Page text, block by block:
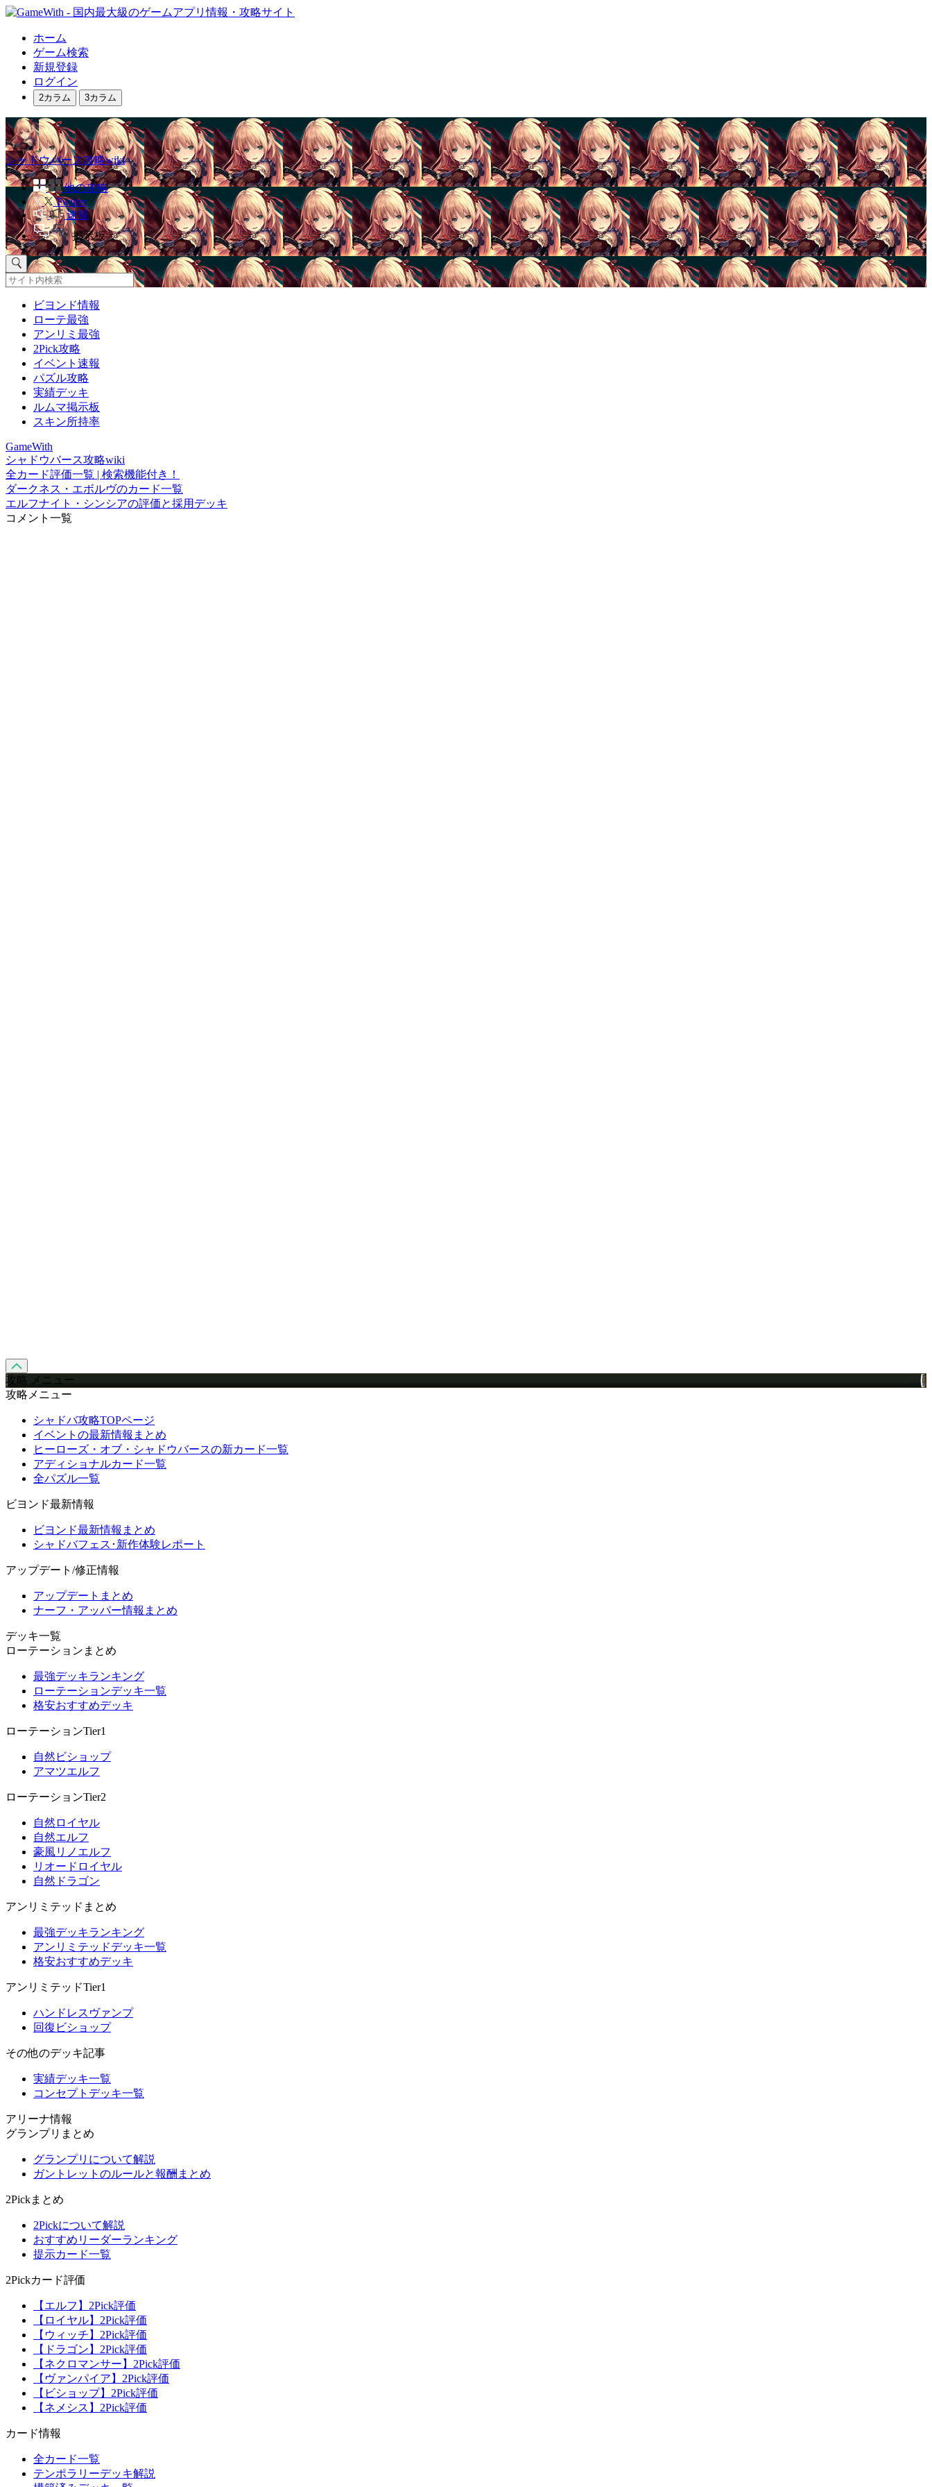
ホーム
ゲーム検索
新規登録
ログイン
2カラム 3カラム
シャドウバース攻略wiki
他の攻略
Twitter
速報
掲示板
ビヨンド情報
ローテ最強
アンリミ最強
2Pick攻略
イベント速報
パズル攻略
実績デッキ
ルムマ掲示板
スキン所持率
GameWith
シャドウバース攻略wiki
全カード評価一覧 | 検索機能付き！
ダークネス・エボルヴのカード一覧
エルフナイト・シンシアの評価と採用デッキ
コメント一覧
攻略 メニュー
攻略メニュー
シャドバ攻略TOPページ
イベントの最新情報まとめ
ヒーローズ・オブ・シャドウバースの新カード一覧
アディショナルカード一覧
全パズル一覧
ビヨンド最新情報
ビヨンド最新情報まとめ
シャドバフェス･新作体験レポート
アップデート/修正情報
アップデートまとめ
ナーフ・アッパー情報まとめ
デッキ一覧
ローテーションまとめ
最強デッキランキング
ローテーションデッキ一覧
格安おすすめデッキ
ローテーションTier1
自然ビショップ
アマツエルフ
ローテーションTier2
自然ロイヤル
自然エルフ
豪風リノエルフ
リオードロイヤル
自然ドラゴン
アンリミテッドまとめ
最強デッキランキング
アンリミテッドデッキ一覧
格安おすすめデッキ
アンリミテッドTier1
ハンドレスヴァンプ
回復ビショップ
その他のデッキ記事
実績デッキ一覧
コンセプトデッキ一覧
アリーナ情報
グランプリまとめ
グランプリについて解説
ガントレットのルールと報酬まとめ
2Pickまとめ
2Pickについて解説
おすすめリーダーランキング
提示カード一覧
2Pickカード評価
【エルフ】2Pick評価
【ロイヤル】2Pick評価
【ウィッチ】2Pick評価
【ドラゴン】2Pick評価
【ネクロマンサー】2Pick評価
【ヴァンパイア】2Pick評価
【ビショップ】2Pick評価
【ネメシス】2Pick評価
カード情報
全カード一覧
テンポラリーデッキ解説